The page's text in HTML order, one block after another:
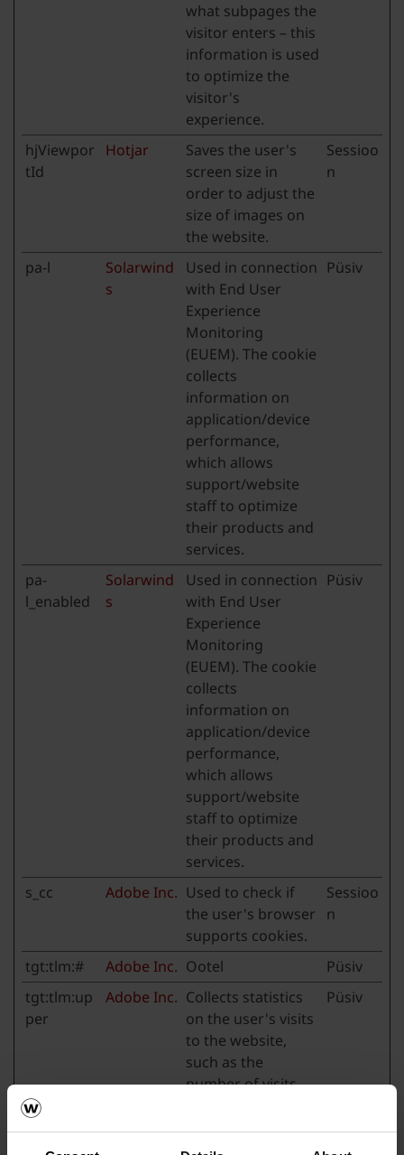
what subpages the
visitor enters – this
information is used
to optimize the
visitor's
experience.
hjViewpor
tId
Hotjar
Saves the user's
screen size in
order to adjust the
size of images on
the website.
Sessioo
n
pa-l
Solarwind
s
Used in connection
with End User
Experience
Monitoring
(EUEM). The cookie
collects
information on
application/device
performance,
which allows
support/website
staff to optimize
their products and
services.
Püsiv
pa-
l_enabled
Solarwind
s
Used in connection
with End User
Experience
Monitoring
(EUEM). The cookie
collects
information on
application/device
performance,
which allows
support/website
staff to optimize
their products and
services.
Püsiv
s_cc Adobe Inc. Used to check if
the user's browser
supports cookies.
Sessioo
n
tgt:tlm:# Adobe Inc. Ootel
Püsiv
tgt:tlm:up
per
Adobe Inc. Collects statistics
on the user's visits
to the website,
such as the
number of visits,
on the website and
what pages have
Püsiv